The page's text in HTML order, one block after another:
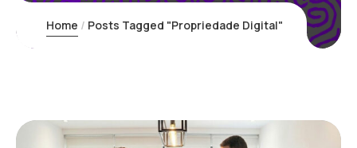
Home Posts Tagged "Propriedade Digital"